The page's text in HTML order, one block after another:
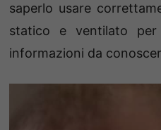
saperlo usare
statico e ventilato
informazioni da